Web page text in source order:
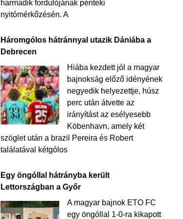
harmadik fordulójának pénteki
nyitómérkőzésén. A
Háromgólos hátránnyal utazik Dániába a
Debrecen
Hiába kezdett jól a magyar
bajnokság előző idényének
negyedik helyezettje, húsz
perc után átvette az
irányítást az esélyesebb
Köbenhavn, amely két
szöglet után a brazil Pereira és Robert
találatával kétgólos
Egy öngóllal hátrányba került
Lettországban a Győr
A magyar bajnok ETO FC
egy öngóllal 1-0-ra kikapott